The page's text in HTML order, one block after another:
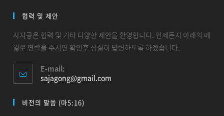
협력 및 제안
사자공은 협력 및 기타 다양한 제안을 환영합니다. 언제든지 아래의 메
일로 연락을 주시면 확인후 성실히 답변하도록 하겠습니다.
E-mail:
sajagong@gmail.com
비전의 말씀 (마5:16)